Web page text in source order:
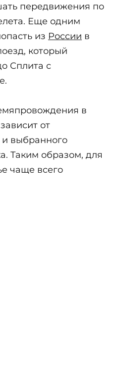
передвижения по
Еще одним
из России в
который
Сплита с
в
от
и выбранного
Таким образом, для
чаще всего